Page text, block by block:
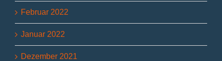
Februar 2022
Januar 2022
Dezember 2021